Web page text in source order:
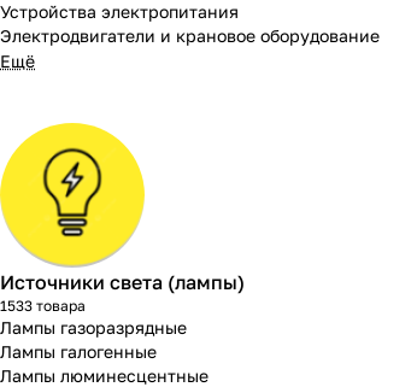
Устройства электропитания
Электродвигатели и крановое оборудование
Ещё
Источники света (лампы)
1533 товара
Лампы газоразрядные
Лампы галогенные
Лампы люминесцентные